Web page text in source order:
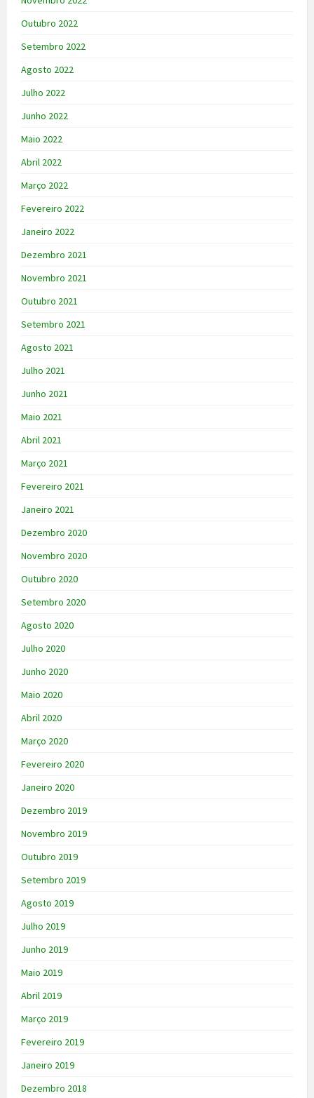
Outubro 2022
Setembro 2022
Agosto 2022
Julho 2022
Junho 2022
Maio 2022
Abril 2022
Março 2022
Fevereiro 2022
Janeiro 2022
Dezembro 2021
Novembro 2021
Outubro 2021
Setembro 2021
Agosto 2021
Julho 2021
Junho 2021
Maio 2021
Abril 2021
Março 2021
Fevereiro 2021
Janeiro 2021
Dezembro 2020
Novembro 2020
Outubro 2020
Setembro 2020
Agosto 2020
Julho 2020
Junho 2020
Maio 2020
Abril 2020
Março 2020
Fevereiro 2020
Janeiro 2020
Dezembro 2019
Novembro 2019
Outubro 2019
Setembro 2019
Agosto 2019
Julho 2019
Junho 2019
Maio 2019
Abril 2019
Março 2019
Fevereiro 2019
Janeiro 2019
Dezembro 2018